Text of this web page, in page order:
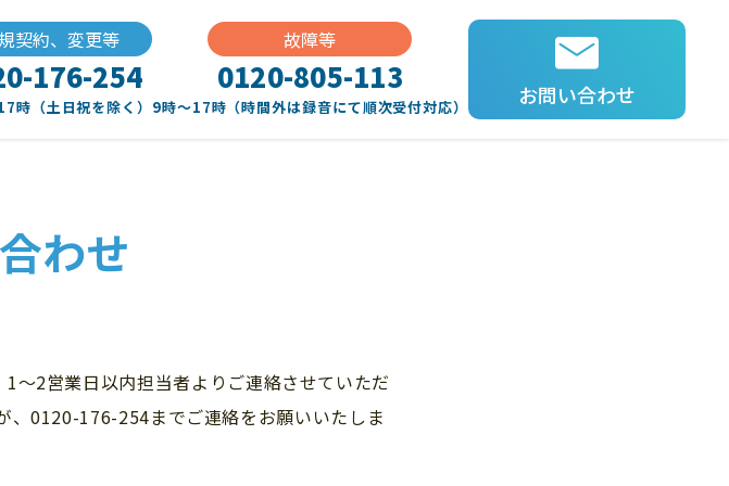
契約、変更等
176-254
時（土日祝を除く）
故障等
0120-805-113
9時～17時（時間外は録音にて順次受付対応） お問い合わせ
わせ
～2営業日以内担当者よりご連絡させていただ
、0120-176-254までご連絡をお願いいたしま